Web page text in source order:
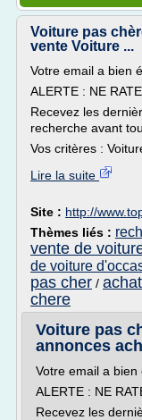
Voiture pas
vente Voiture ...
Votre email a bien
ALERTE : NE
Recevez les
recherche avant
Vos critères :
Lire la suite
Site : http://
Thèmes liés :
vente de
de voiture
pas cher /
chere
Voiture pas
annonces
Votre email a bien
ALERTE : NE
Recevez les